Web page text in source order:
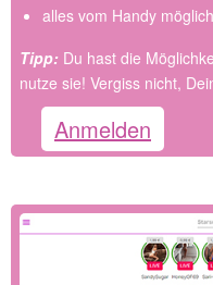
alles vom Handy möglich
Tipp: Du hast die
nutze sie! Vergiss nicht,
Anmelden